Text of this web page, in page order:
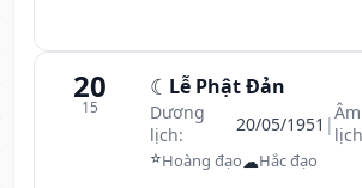
20
15
☾ Lễ Phật Đản
Dương
lịch:
20/05/1951 |Âm
⭐Hoàng đạo☁Hắc đạo